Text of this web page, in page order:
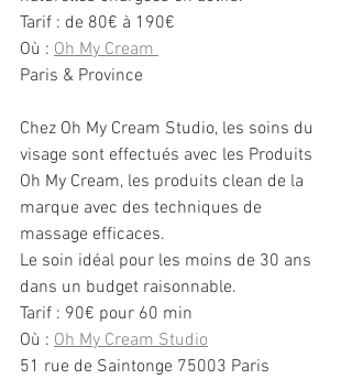
Tarif : de 80€ à 190€
Où : Oh My Cream
Paris & Province
Chez Oh My Cream Studio, les soins du
visage sont effectués avec les Produits
Oh My Cream, les produits clean de la
marque avec des techniques de
massage efficaces.
Le soin idéal pour les moins de 30 ans
dans un budget raisonnable.
Tarif : 90€ pour 60 min
Où : Oh My Cream Studio
51 rue de Saintonge 75003 Paris